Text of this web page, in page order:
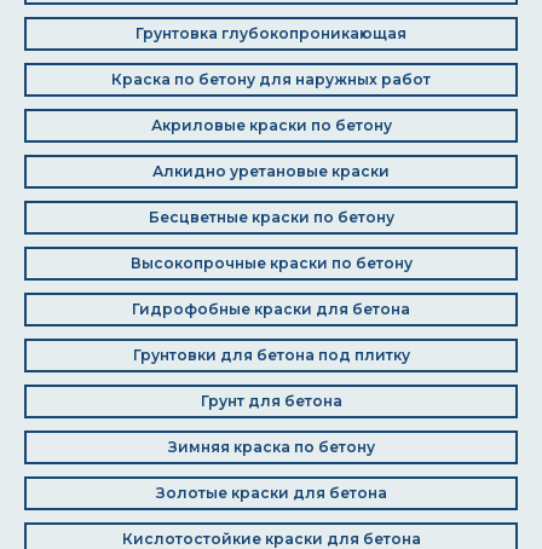
Грунтовка глубокопроникающая
Краска по бетону для наружных работ
Акриловые краски по бетону
Алкидно уретановые краски
Бесцветные краски по бетону
Высокопрочные краски по бетону
Гидрофобные краски для бетона
Грунтовки для бетона под плитку
Грунт для бетона
Зимняя краска по бетону
Золотые краски для бетона
Кислотостойкие краски для бетона